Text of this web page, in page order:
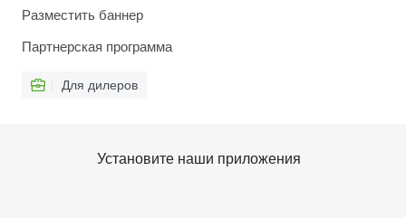
Разместить баннер
Партнерская программа
Для дилеров
Установите наши приложения